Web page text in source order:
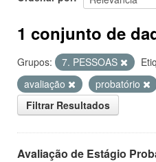
1 conjunto de
Grupos: 7. PESSOAS
avaliação
probatório
Filtrar Resultados
Avaliação de Estágio